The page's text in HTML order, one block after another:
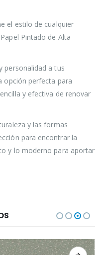
el estilo de cualquier
Pintado de Alta
personalidad a tus
opción perfecta para
y efectiva de renovar
y las formas
para encontrar la
y lo moderno para aportar